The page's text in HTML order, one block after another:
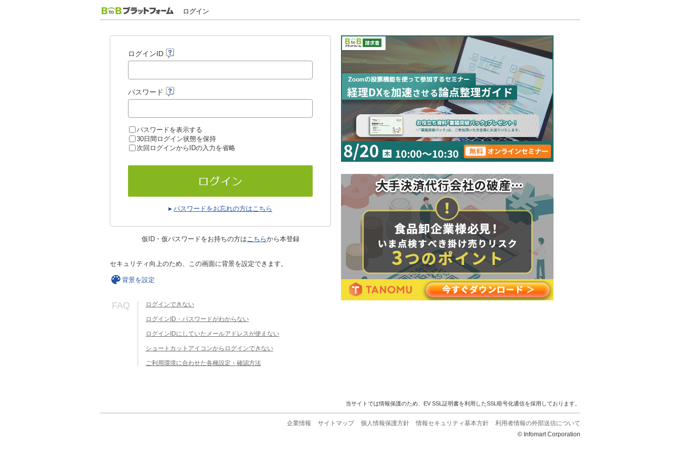
ログイン
ログインID
パスワード
パスワードを表示する
30日間ログイン状態を保持
次回ログインからIDの入力を省略
パスワードをお忘れの方はこちら
仮ID・仮パスワードをお持ちの方はこちらから本登録
セキュリティ向上のため、この画面に背景を設定できます。
背景を設定
FAQ ログインできない
ログインID・パスワードがわからない
ログインIDにしていたメールアドレスが使えない
ショートカットアイコンからログインできない
ご利用環境に合わせた各種設定・確認方法
当サイトでは情報保護のため、EV SSL証明書を利用したSSL暗号化通信を採用しております。
企業情報 サイトマップ 個人情報保護方針 情報セキュリティ基本方針
利用者情報の外部送信について
© Infomart Corporation